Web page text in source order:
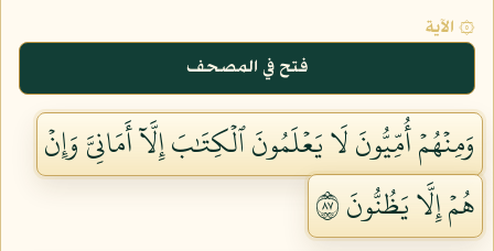
۞ الآية
فتح في المصحف
وَمِنۡهُمۡ أُمِّيُّونَ لَا يَعۡلَمُونَ ٱلۡكِتَٰبَ إِلَّآ أَمَانِيَّ وَإِنۡ
هُمۡ إِلَّا يَظُنُّونَ ٧٨